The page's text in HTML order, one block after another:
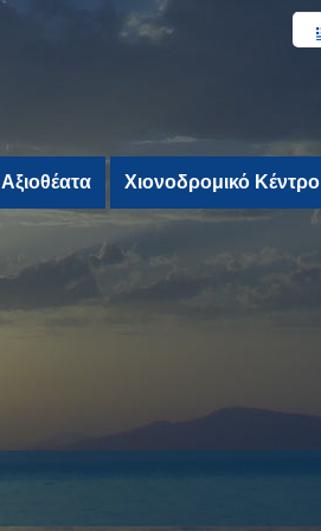
Αξιοθέατα Χιονοδρομικό Κέντρο